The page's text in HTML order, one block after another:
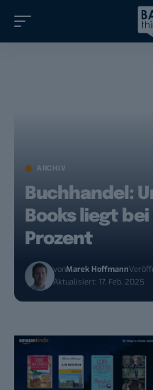
ARCHIV
Buchhandel:
Books liegt
Prozent
vonMarek Hoffmann
Aktualisiert: 17. Feb. 2025